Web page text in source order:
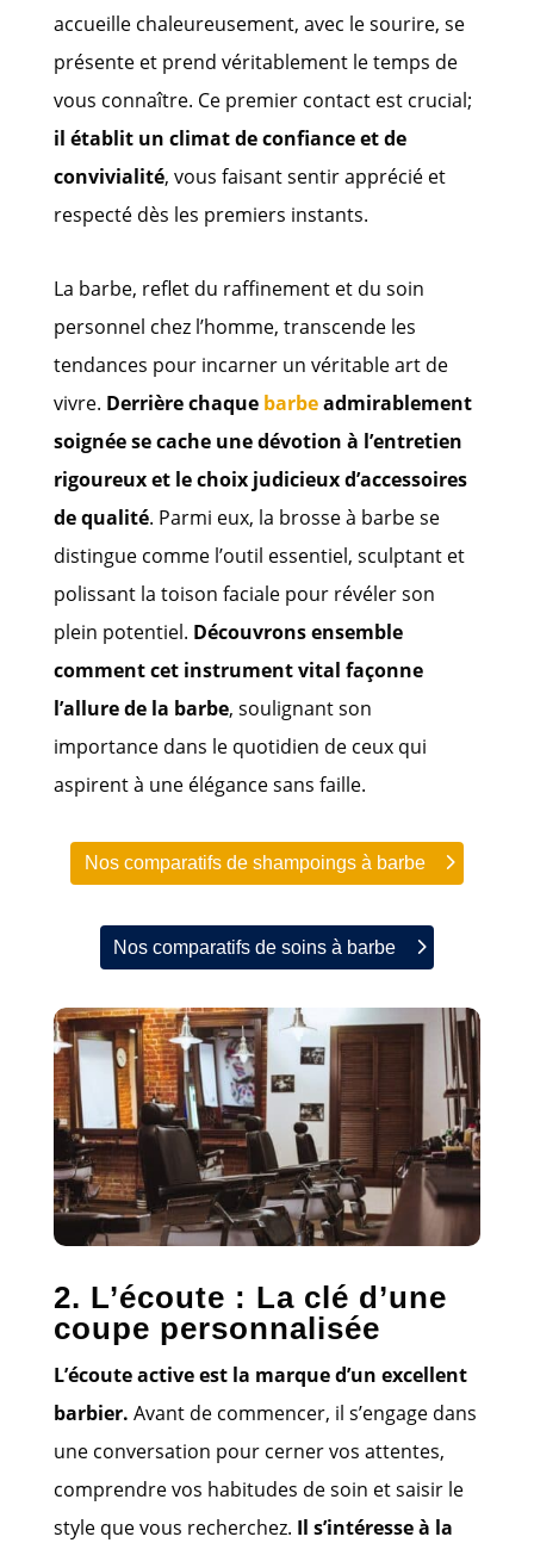
accueille chaleureusement, avec le sourire, se
présente et prend véritablement le temps de
vous connaître. Ce premier contact est crucial;
il établit un climat de confiance et de
convivialité, vous faisant sentir apprécié et
respecté dès les premiers instants.
La barbe, reflet du raffinement et du soin
personnel chez l’homme, transcende les
tendances pour incarner un véritable art de
vivre. Derrière chaque barbeadmirablement
soignée se cache une dévotion à l’entretien
rigoureux et le choix judicieux d’accessoires
de qualité. Parmi eux, la brosse à barbe se
distingue comme l’outil essentiel, sculptant et
polissant la toison faciale pour révéler son
plein potentiel. Découvrons ensemble
comment cet instrument vital façonne
l’allure de la barbe, soulignant son
importance dans le quotidien de ceux qui
aspirent à une élégance sans faille.
Nos comparatifs de shampoings à barbe
Nos comparatifs de soins à barbe
2. L’écoute : La clé d’une
coupe personnalisée
L’écoute active est la marque d’un excellent
barbier. Avant de commencer, il s’engage dans
une conversation pour cerner vos attentes,
comprendre vos habitudes de soin et saisir le
style que vous recherchez. Il s’intéresse à la